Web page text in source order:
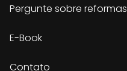
Pergunte sobre reformas
E-Book
Contato